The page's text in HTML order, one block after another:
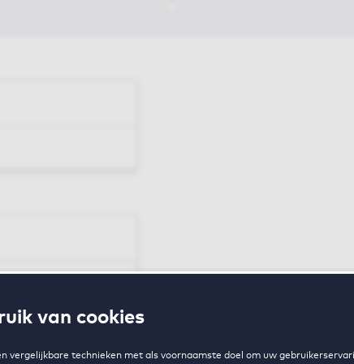
van cookies
vergelijkbare technieken met als voornaamste doel om uw